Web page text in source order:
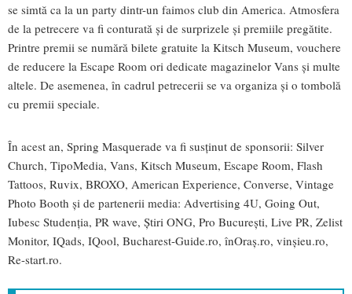
se simtă ca la un party dintr-un faimos club din America. Atmosfera
de la petrecere va fi conturată și de surprizele și premiile pregătite.
Printre premii se numără bilete gratuite la Kitsch Museum, vouchere
de reducere la Escape Room ori dedicate magazinelor Vans și multe
altele. De asemenea, în cadrul petrecerii se va organiza și o tombolă
cu premii speciale.
În acest an, Spring Masquerade va fi susținut de sponsorii: Silver
Church, TipoMedia, Vans, Kitsch Museum, Escape Room, Flash
Tattoos, Ruvix, BROXO, American Experience, Converse, Vintage
Photo Booth și de partenerii media: Advertising 4U, Going Out,
Iubesc Studenția, PR wave, Știri ONG, Pro București, Live PR, Zelist
Monitor, IQads, IQool, Bucharest-Guide.ro, înOraș.ro, vinșieu.ro,
Re-start.ro.